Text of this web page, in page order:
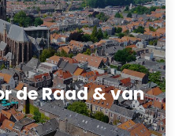
de Raad & van